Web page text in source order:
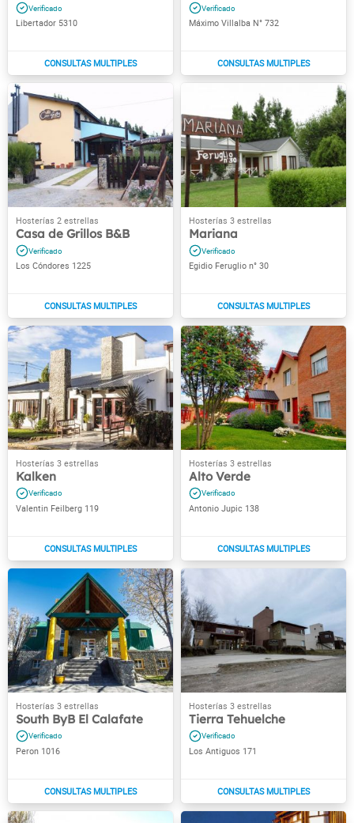
Libertador 5310 Máximo Villalba N° 732
Casa de Grillos B&B
Los Cóndores 1225
Mariana
Egidio Feruglio n° 30
Kalken
Valentin Feilberg 119
Alto Verde
Antonio Jupic 138
South ByB El Calafate
Peron 1016
Tierra Tehuelche
Los Antiguos 171